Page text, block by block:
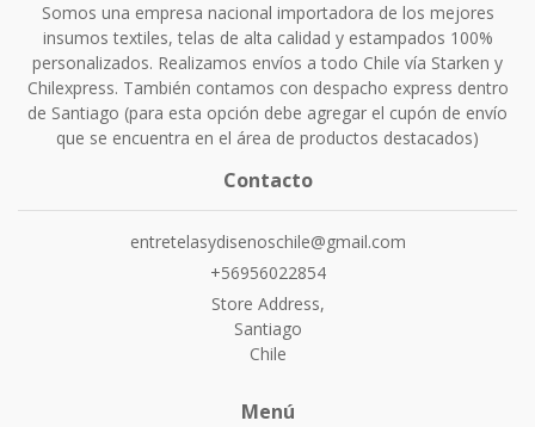
Somos una empresa nacional importadora de los mejores
insumos textiles, telas de alta calidad y estampados 100%
personalizados. Realizamos envíos a todo Chile vía Starken y
Chilexpress. También contamos con despacho express dentro
de Santiago (para esta opción debe agregar el cupón de envío
que se encuentra en el área de productos destacados)
Contacto
entretelasydisenoschile@gmail.com
+56956022854
Store Address,
Santiago
Chile
Menú